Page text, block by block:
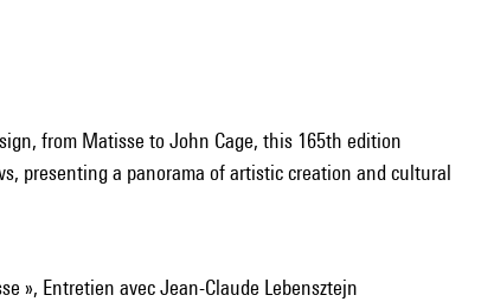
from Matisse to John Cage, this 165th edition
presenting a panorama of artistic creation and cultural
», Entretien avec Jean-Claude Lebensztejn